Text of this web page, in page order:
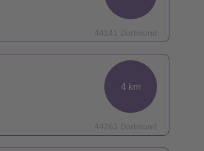
44141 Dortmund
4 km
44263 Dortmund